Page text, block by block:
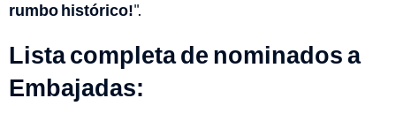
rumbo histórico!".
Lista completa de nominados a
Embajadas: